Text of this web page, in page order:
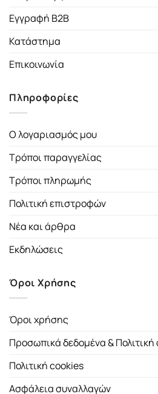
Εγγραφή B2B
Κατάστημα
Επικοινωνία
Πληροφορίες
Ο λογαριασμός μου
Τρόποι παραγγελίας
Τρόποι πληρωμής
Πολιτική επιστροφών
Νέα και άρθρα
Εκδηλώσεις
Όροι Χρήσης
Όροι χρήσης
Προσωπικά δεδομένα &
Πολιτική cookies
Ασφάλεια συναλλαγών